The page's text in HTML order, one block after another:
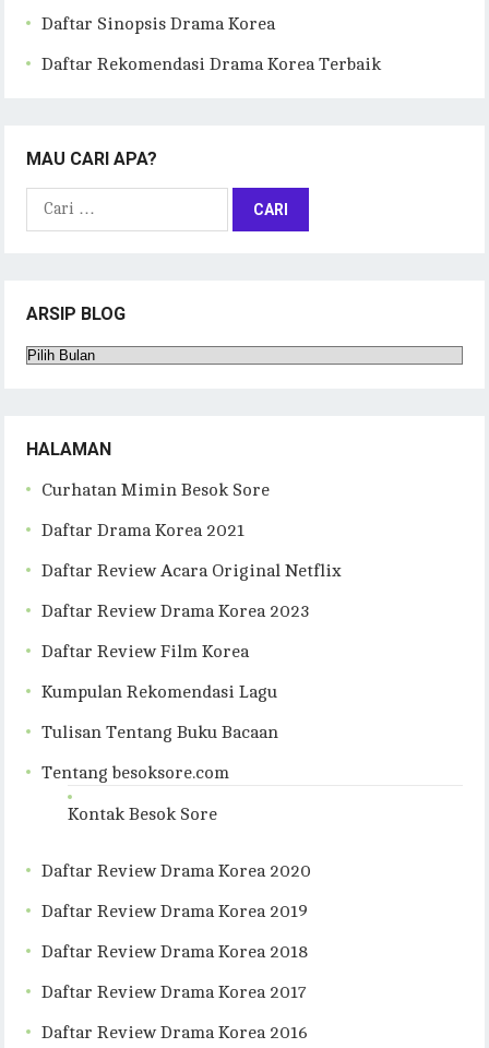
Daftar Sinopsis Drama Korea
Daftar Rekomendasi Drama Korea Terbaik
MAU CARI APA?
Cari
ARSIP BLOG
Arsip
HALAMAN
Curhatan Mimin Besok Sore
Daftar Drama Korea 2021
Daftar Review Acara Original Netflix
Daftar Review Drama Korea 2023
Daftar Review Film Korea
Kumpulan Rekomendasi Lagu
Tulisan Tentang Buku Bacaan
Tentang besoksore.com
Kontak Besok Sore
Daftar Review Drama Korea 2020
Daftar Review Drama Korea 2019
Daftar Review Drama Korea 2018
Daftar Review Drama Korea 2017
Daftar Review Drama Korea 2016